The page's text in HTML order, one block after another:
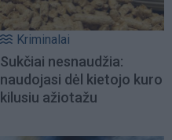
Kriminalai
Sukčiai nesnaudžia:
naudojasi dėl kietojo kuro
kilusiu ažiotažu